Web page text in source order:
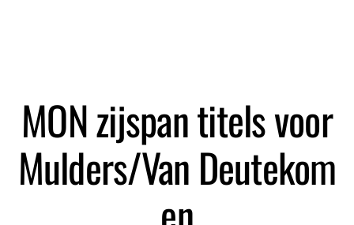
MON zijspan titels voor
Mulders/Van Deutekom